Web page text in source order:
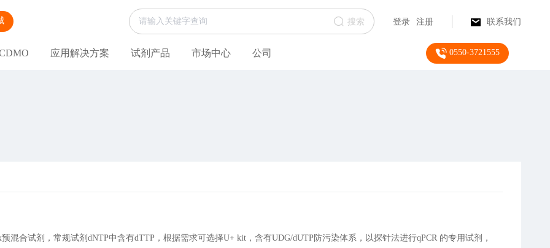
搜索 登录 注册 联系我们
应用解决方案 试剂产品 市场中心 公司 0550-3721555
混合试剂，常规试剂dNTP中含有dTTP，根据需求可选择U+ kit，含有UDG/dUTP防污染体系，以探针法进行qPCR 的专用试剂，